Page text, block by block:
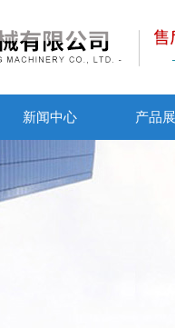
新闻中心 产品